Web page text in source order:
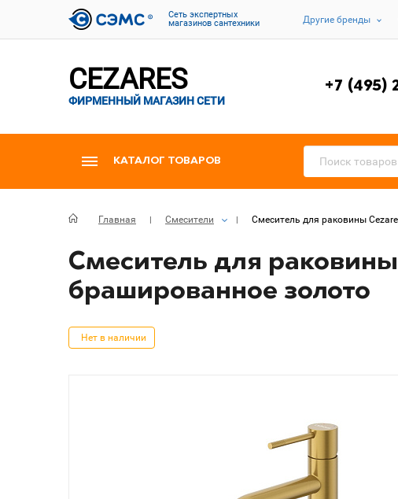
Cеть экспертных
магазинов сантехники
Другие бренды
CEZARES
ФИРМЕННЫЙ МАГАЗИН СЕТИ
+7 (495)
КАТАЛОГ ТОВАРОВ
Главная Смесители Смеситель для раковины
Смеситель для раковины
брашированное золото
Нет в наличии